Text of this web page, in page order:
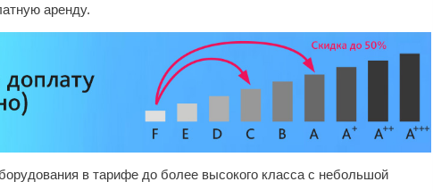
аренду.
в тарифе до более высокого класса с небольшой